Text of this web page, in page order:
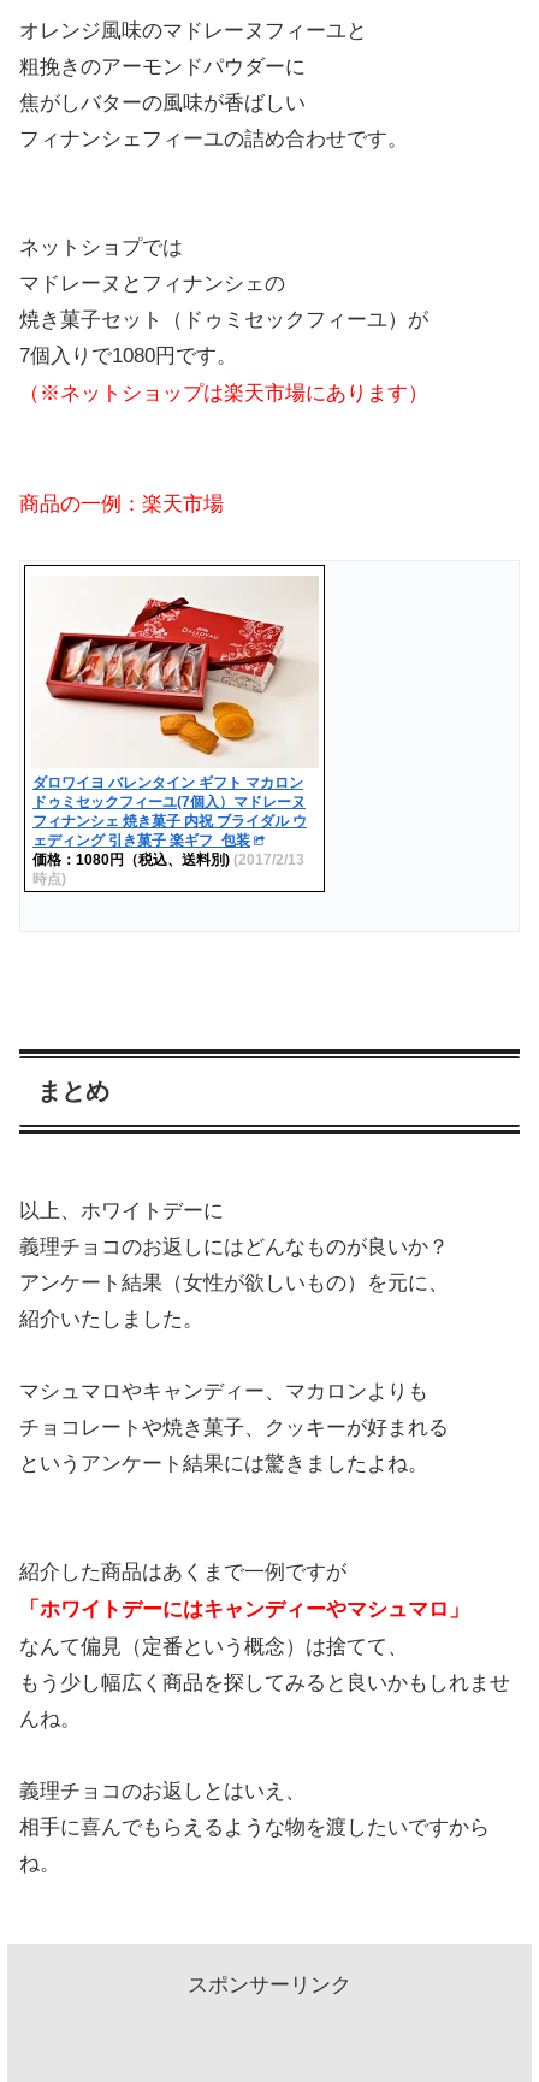
オレンジ風味のマドレーヌフィーユと
粗挽きのアーモンドパウダーに
焦がしバターの風味が香ばしい
フィナンシェフィーユの詰め合わせです。
ネットショプでは
マドレーヌとフィナンシェの
焼き菓子セット（ドゥミセックフィーユ）が
7個入りで1080円です。
（※ネットショップは楽天市場にあります）
商品の一例：楽天市場
ダロワイヨ バレンタイン ギフト マカロン
ドゥミセックフィーユ(7個入）マドレーヌ
フィナンシェ 焼き菓子 内祝 ブライダル ウ
ェディング 引き菓子 楽ギフ_包装
価格：1080円（税込、送料別) (2017/2/13
時点)
まとめ
以上、ホワイトデーに
義理チョコのお返しにはどんなものが良いか？
アンケート結果（女性が欲しいもの）を元に、
紹介いたしました。
マシュマロやキャンディー、マカロンよりも
チョコレートや焼き菓子、クッキーが好まれる
というアンケート結果には驚きましたよね。
紹介した商品はあくまで一例ですが
「ホワイトデーにはキャンディーやマシュマロ」
なんて偏見（定番という概念）は捨てて、
もう少し幅広く商品を探してみると良いかもしれませ
んね。
義理チョコのお返しとはいえ、
相手に喜んでもらえるような物を渡したいですから
ね。
スポンサーリンク